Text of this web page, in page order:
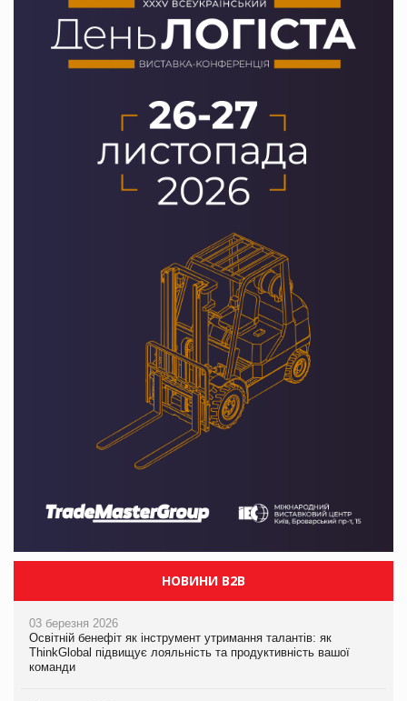
НОВИНИ B2B
03 березня 2026
Освітній бенефіт як інструмент утримання талантів: як
ThinkGlobal підвищує лояльність та продуктивність вашої
команди